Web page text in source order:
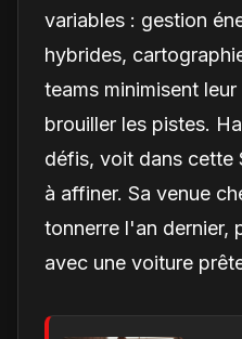
variables : gestion
hybrides,
teams minimisent
brouiller les pistes.
défis, voit dans cette
à affiner. Sa venue
tonnerre l'an dernier,
avec une voiture